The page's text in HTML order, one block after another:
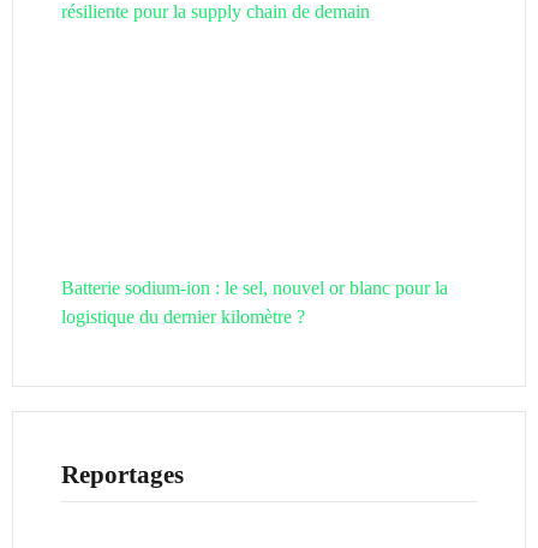
résiliente pour la supply chain de demain
Batterie sodium-ion : le sel, nouvel or blanc pour la
logistique du dernier kilomètre ?
Reportages